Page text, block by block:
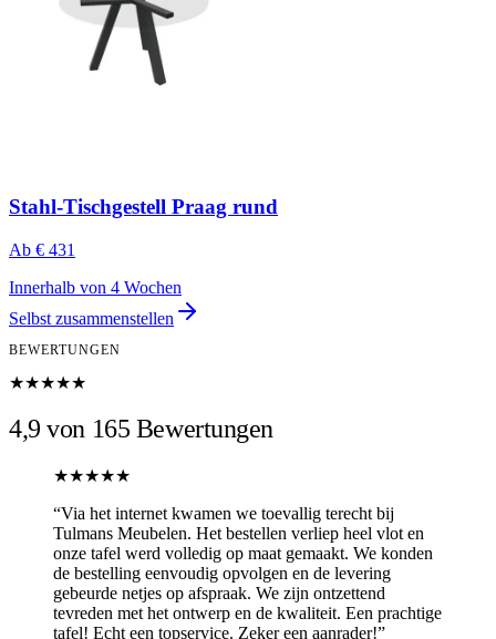
Stahl-Tischgestell Praag rund
Ab € 431
Innerhalb von 4 Wochen
Selbst zusammenstellen
BEWERTUNGEN
★★★★★
4,9 von 165 Bewertungen
★★★★★
“Via het internet kwamen we toevallig terecht bij
Tulmans Meubelen. Het bestellen verliep heel vlot en
onze tafel werd volledig op maat gemaakt. We konden
de bestelling eenvoudig opvolgen en de levering
gebeurde netjes op afspraak. We zijn ontzettend
tevreden met het ontwerp en de kwaliteit. Een prachtige
tafel! Echt een topservice. Zeker een aanrader!”